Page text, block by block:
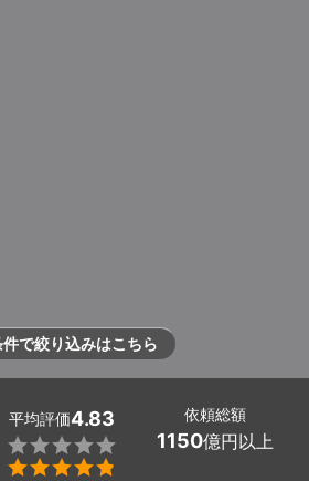
件で絞り込みはこちら
平均評価4.83


依頼総額
1150億円以上